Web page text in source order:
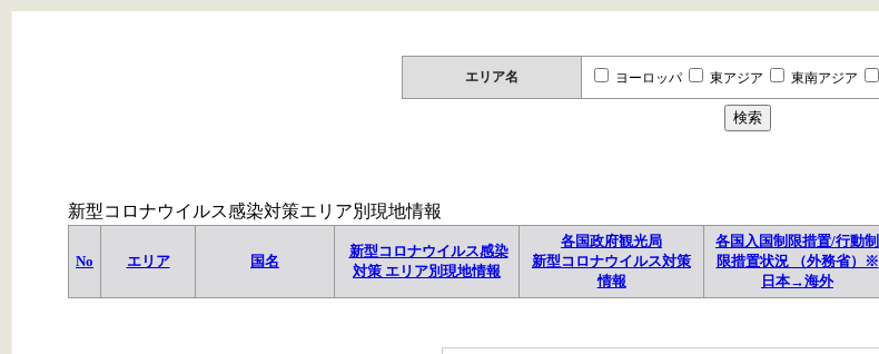
エリア名 ヨーロッパ 東アジア 東南アジア
新型コロナウイルス感染対策エリア別現地情報
No エリア 国名
新型コロナウイルス感染
対策 エリア別現地情報
各国政府観光局
新型コロナウイルス対策
情報
各国入国制限措置/行動制
限措置状況 （外務省）※
日本→海外